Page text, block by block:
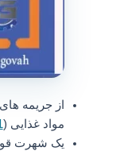
از جریمه
مواد غذایی ( 1
یک شهرت قوی